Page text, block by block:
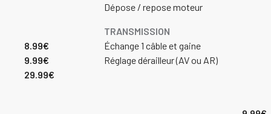
Dépose / repose moteur
8.99€
9.99€
29.99€
TRANSMISSION
Échange 1 câble et gaine
Réglage dérailleur (AV ou AR)